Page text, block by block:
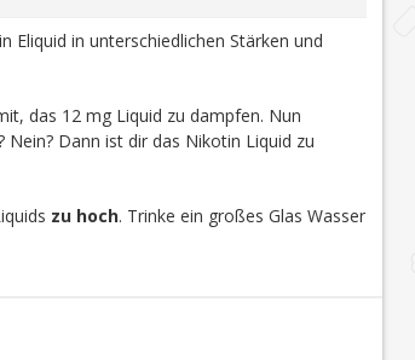
Eliquid in unterschiedlichen Stärken und
das 12 mg Liquid zu dampfen. Nun
Dann ist dir das Nikotin Liquid zu
zu hoch. Trinke ein großes Glas Wasser